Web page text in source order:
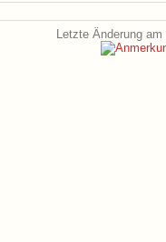
Letzte Änderung